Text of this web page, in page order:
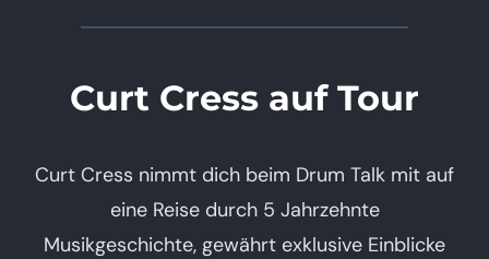
Curt Cress auf Tour
Curt Cress nimmt dich beim Drum Talk mit auf
eine Reise durch 5 Jahrzehnte
Musikgeschichte, gewährt exklusive Einblicke